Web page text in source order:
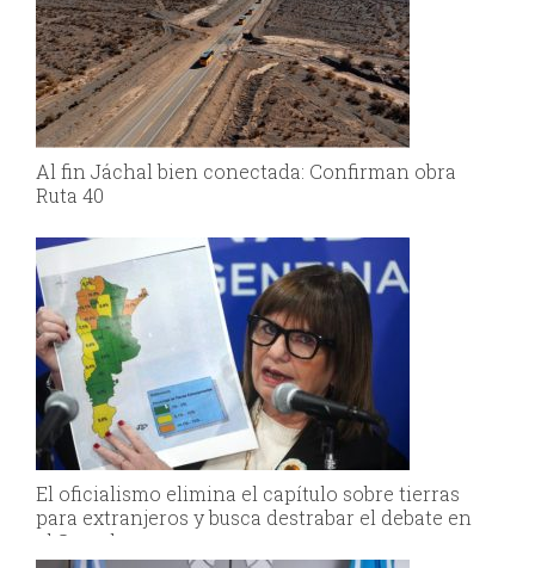
Al fin Jáchal bien conectada: Confirman obra
Ruta 40
El oficialismo elimina el capítulo sobre tierras
para extranjeros y busca destrabar el debate en
el Senado